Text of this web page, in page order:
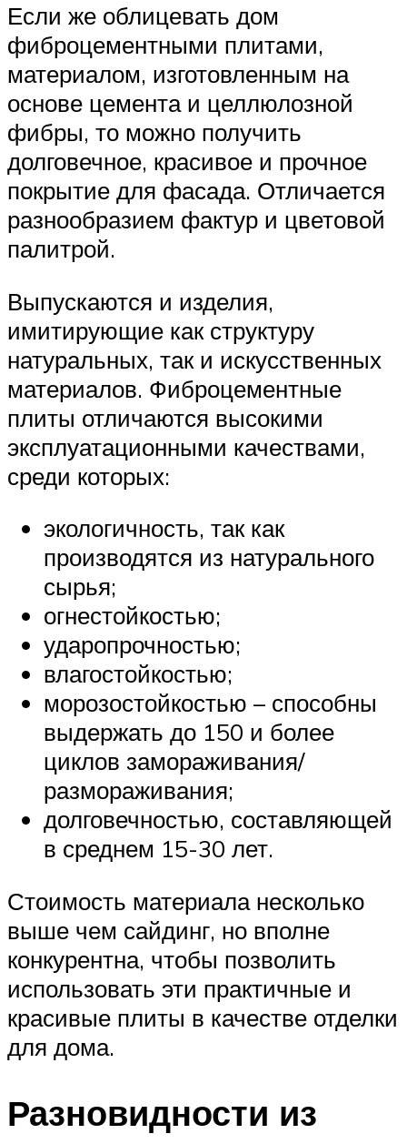
Если же облицевать дом
фиброцементными плитами,
материалом, изготовленным на
основе цемента и целлюлозной
фибры, то можно получить
долговечное, красивое и прочное
покрытие для фасада. Отличается
разнообразием фактур и цветовой
палитрой.
Выпускаются и изделия,
имитирующие как структуру
натуральных, так и искусственных
материалов. Фиброцементные
плиты отличаются высокими
эксплуатационными качествами,
среди которых:
экологичность, так как
производятся из натурального
сырья;
огнестойкостью;
ударопрочностью;
влагостойкостью;
морозостойкостью – способны
выдержать до 150 и более
циклов замораживания/
размораживания;
долговечностью, составляющей
в среднем 15-30 лет.
Стоимость материала несколько
выше чем сайдинг, но вполне
конкурентна, чтобы позволить
использовать эти практичные и
красивые плиты в качестве отделки
для дома.
Разновидности из